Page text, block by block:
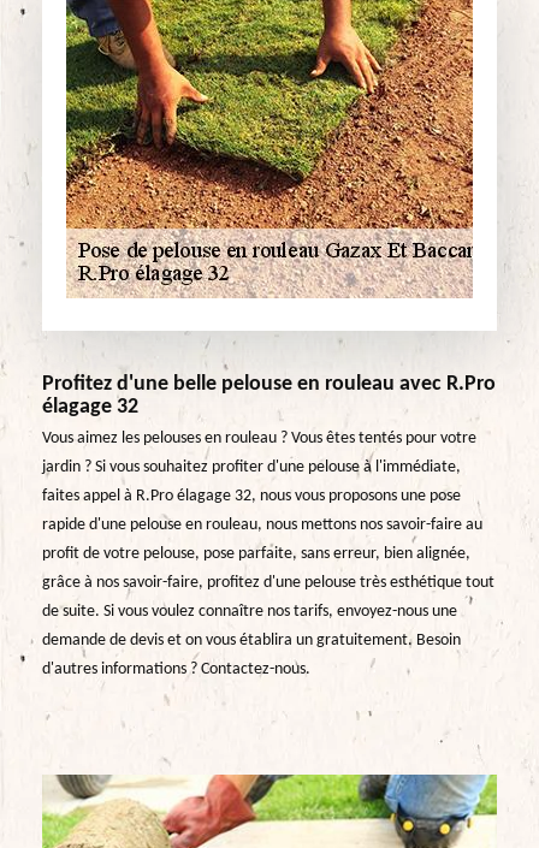
Profitez d'une belle pelouse en rouleau avec R.Pro
élagage 32
Vous aimez les pelouses en rouleau ? Vous êtes tentés pour votre
jardin ? Si vous souhaitez profiter d'une pelouse à l'immédiate,
faites appel à R.Pro élagage 32, nous vous proposons une pose
rapide d'une pelouse en rouleau, nous mettons nos savoir-faire au
profit de votre pelouse, pose parfaite, sans erreur, bien alignée,
grâce à nos savoir-faire, profitez d'une pelouse très esthétique tout
de suite. Si vous voulez connaître nos tarifs, envoyez-nous une
demande de devis et on vous établira un gratuitement. Besoin
d'autres informations ? Contactez-nous.